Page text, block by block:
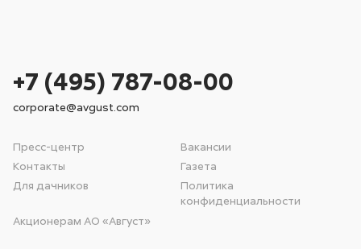
Пресс-центр
Вакансии
Контакты
Газета
Для дачников
Политика
конфиденциальности
Акционерам АО «Август»
+7 (495) 787-08-00
corporate@avgust.com